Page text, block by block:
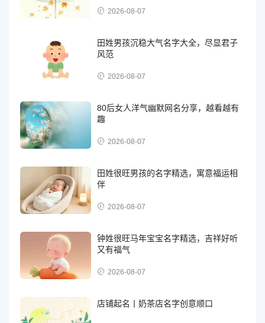
2026-08-07
田姓男孩沉稳大气名字大全，尽显君子
风范
2026-08-07
80后女人洋气幽默网名分享，越看越有
趣
2026-08-07
田姓很旺男孩的名字精选，寓意福运相
伴
2026-08-07
钟姓很旺马年宝宝名字精选，吉祥好听
又有福气
2026-08-07
店铺起名丨奶茶店名字创意顺口